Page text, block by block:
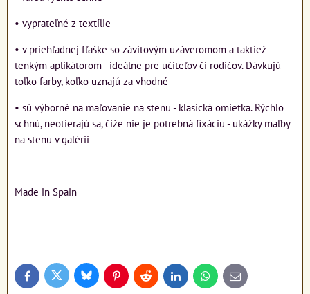
• vyprateľné z textílie
• v priehľadnej fľaške so závitovým uzáveromom a taktiež
tenkým aplikátorom - ideálne pre učiteľov či rodičov. Dávkujú
toľko farby, koľko uznajú za vhodné
• sú výborné na maľovanie na stenu - klasická omietka. Rýchlo
schnú, neotierajú sa, čiže nie je potrebná fixáciu - ukážky maľby
na stenu v galérii
Made in Spain
FacebookTwitter BlueskyPinterestReddit LinkedInWhatsApp
E-
mail